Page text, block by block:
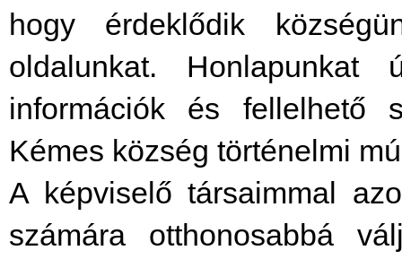
hogy érdeklődik
oldalunkat.
információk és fellelhető
Kémes község történelmi
A képviselő társaimmal
számára otthonosabbá